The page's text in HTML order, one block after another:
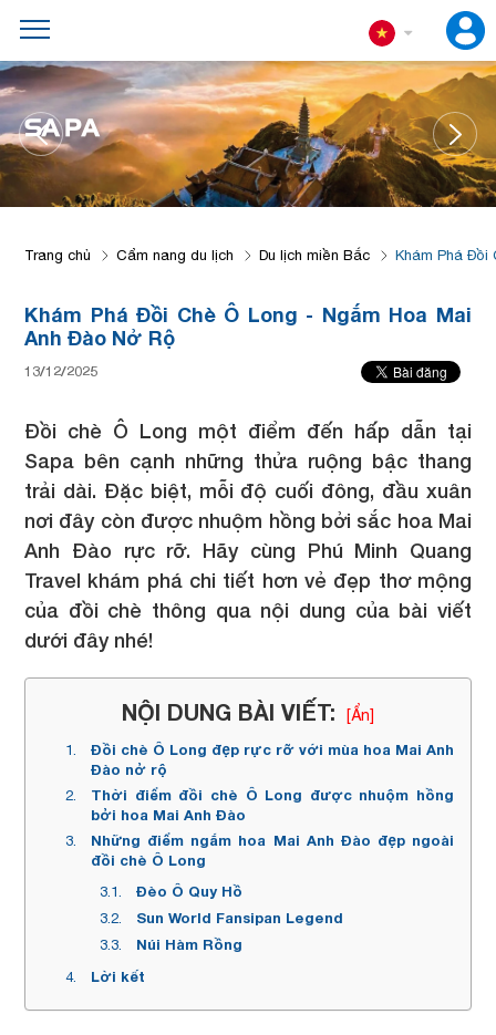
SA PA
Trang chủ Cẩm nang du lịch Du lịch miền Bắc Khám Phá Đồi
Khám Phá Đồi Chè Ô Long - Ngắm Hoa Mai
Anh Đào Nở Rộ
13/12/2025
Đồi chè Ô Long một điểm đến hấp dẫn tại
Sapa bên cạnh những thửa ruộng bậc thang
trải dài. Đặc biệt, mỗi độ cuối đông, đầu xuân
nơi đây còn được nhuộm hồng bởi sắc hoa Mai
Anh Đào rực rỡ. Hãy cùng Phú Minh Quang
Travel khám phá chi tiết hơn vẻ đẹp thơ mộng
của đồi chè thông qua nội dung của bài viết
dưới đây nhé!
NỘI DUNG BÀI VIẾT:
[Ẩn]
Đồi chè Ô Long đẹp rực rỡ với mùa hoa Mai Anh
Đào nở rộ
Thời điểm đồi chè Ô Long được nhuộm hồng
bởi hoa Mai Anh Đào
Những điểm ngắm hoa Mai Anh Đào đẹp ngoài
đồi chè Ô Long
Đèo Ô Quy Hồ
Sun World Fansipan Legend
Núi Hàm Rồng
Lời kết